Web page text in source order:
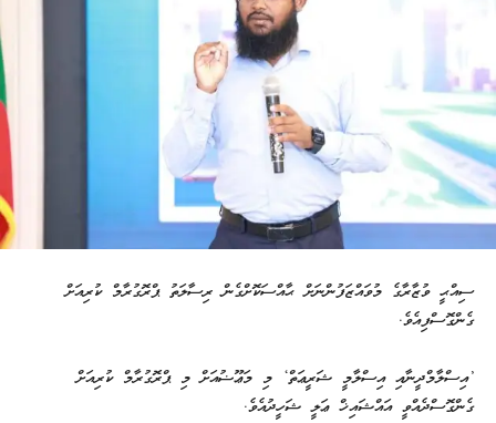
ސިއްޙީ ވުޒާރާގެ މުވައްޒަފުންނަށް ޙާއްސަކޮށްގެން ރިސާލަތު ޕްރޮގުރާމް ކުރިއަށް
ގެންގޮސްފިއެވެ.
’އިސްލާމްދީނާއި އިސްލާމީ ޝަރީޢަތް‘ މި މަޢޫޟުއަށް މި ޕްރޮގުރާމް ކުރިއަށް
ގެންގޮސްދެއްވީ އައްޝައިޚް ޢަލީ ޝަހީދުއެވެ.